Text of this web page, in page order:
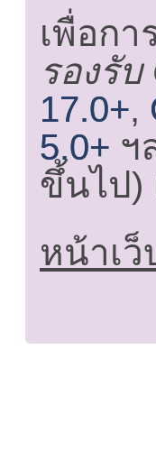
เพื่อก
รองรับ
17.0+,
5.0+ ฯ
ขึ้นไป)
หน้าเ